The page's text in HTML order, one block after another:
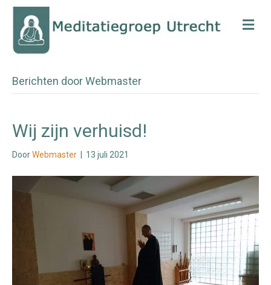
Berichten door Webmaster
Wij zijn verhuisd!
DoorWebmaster 13 juli 2021